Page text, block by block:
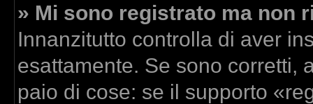
» Mi sono registrato ma non
Innanzitutto controlla di aver
esattamente. Se sono corretti,
paio di cose: se il supporto